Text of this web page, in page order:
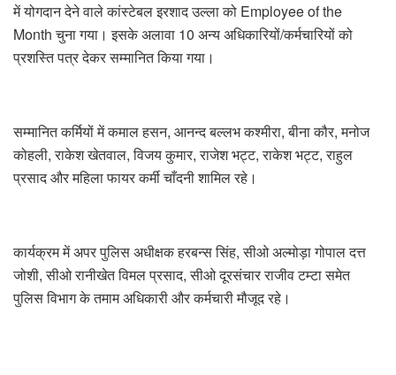
में योगदान देने वाले कांस्टेबल इरशाद उल्ला को Employee of the
Month चुना गया। इसके अलावा 10 अन्य अधिकारियों/कर्मचारियों को
प्रशस्ति पत्र देकर सम्मानित किया गया।
सम्मानित कर्मियों में कमाल हसन, आनन्द बल्लभ कश्मीरा, बीना कौर, मनोज
कोहली, राकेश खेतवाल, विजय कुमार, राजेश भट्ट, राकेश भट्ट, राहुल
प्रसाद और महिला फायर कर्मी चाँदनी शामिल रहे।
कार्यक्रम में अपर पुलिस अधीक्षक हरबन्स सिंह, सीओ अल्मोड़ा गोपाल दत्त
जोशी, सीओ रानीखेत विमल प्रसाद, सीओ दूरसंचार राजीव टम्टा समेत
पुलिस विभाग के तमाम अधिकारी और कर्मचारी मौजूद रहे।